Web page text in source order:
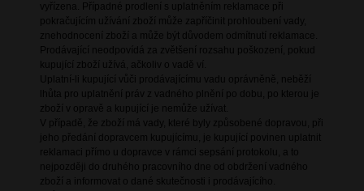
vyřízena. Případné prodlení s uplatněním reklamace při
pokračujícím užívání zboží může zapříčinit prohloubení vady,
znehodnocení zboží a může být důvodem odmítnutí reklamace.
Prodávající neodpovídá za zvětšení rozsahu poškození, pokud
kupující zboží užívá, ačkoliv o vadě ví.
Uplatní-li kupující vůči prodávajícímu vadu oprávněně, neběží
lhůta pro uplatnění práv z vadného plnění po dobu, po kterou je
zboží v opravě a kupující je nemůže užívat.
V případě, že zboží má vady, které byly způsobené dopravou, při
jeho předání dopravcem kupujícímu, je kupující povinen uplatnit
reklamaci přímo u dopravce v rámci sepsání protokolu, a to
nejpozději do druhého pracovního dne od obdržení vadného
zboží a informovat o dané skutečnosti i prodávajícího.